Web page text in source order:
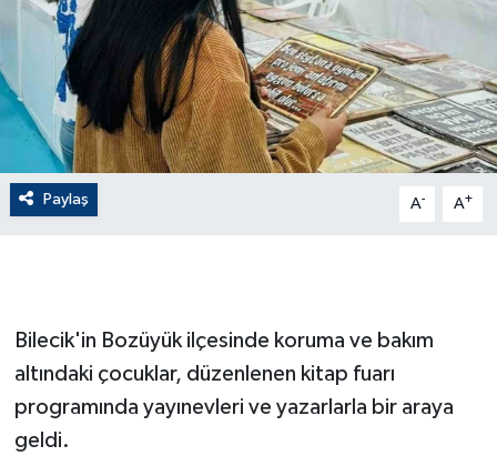
Paylaş A- A+
Bilecik'in Bozüyük ilçesinde koruma ve bakım
altındaki çocuklar, düzenlenen kitap fuarı
programında yayınevleri ve yazarlarla bir araya
geldi.
EĞİTİM
EKONOMİ
English News
Finans
GENEL
GÜNDEM